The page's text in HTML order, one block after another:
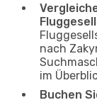
nach
im
Buchen